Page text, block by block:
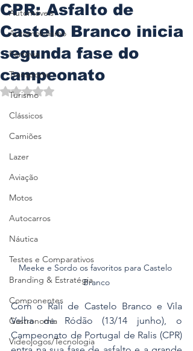
Automóveis
Automobilismo
Ferrovia
Transporte
Turismo
Clássicos
Camiões
Lazer
Aviação
Motos
Autocarros
Náutica
Testes e Comparativos
Branding & Estratégia
Componentes
Gastronomia
Videojogos/Tecnologia
CPR: Asfalto de
Castelo Branco inicia
segunda fase do
campeonato
Avaliado com NaN de 5 estrelas.
Meeke e Sordo os favoritos para Castelo
Branco
Com o Rali de Castelo Branco e Vila
Velha de Ródão (13/14 junho), o
Campeonato de Portugal de Ralis (CPR)